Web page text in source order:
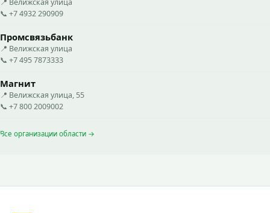
📍 Велижская улица
📞 +7 4932 290909
Промсвязьбанк
📍 Велижская улица
📞 +7 495 7873333
Магнит
📍 Велижская улица, 55
📞 +7 800 2009002
Все организации области →